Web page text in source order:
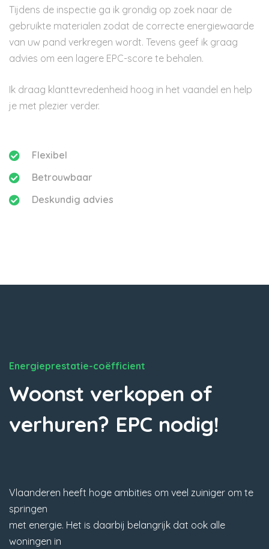
Tijdens de inspectie ga ik grondig op zoek naar de
gebruikte materialen zodat de correcte energiewaarde
van uw pand verkregen wordt. Tevens geef ik graag
advies om een lagere EPC-score te behalen.
Ik draag klanttevredenheid hoog in het vaandel en help
je met plezier verder.
Flexibel
Betrouwbaar
Deskundig advies
Energieprestatie-coëfficient
Woonst verkopen of
verhuren? EPC nodig!
Vlaanderen heeft hoge ambities om veel zuiniger om te
springen
met energie. Het is daarbij belangrijk dat ook alle
woningen in